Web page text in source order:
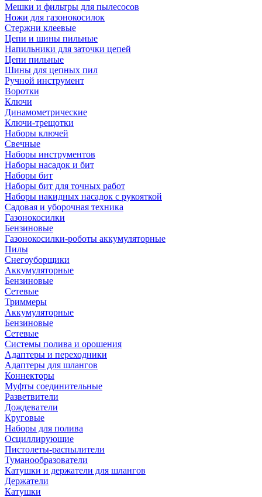
Мешки и фильтры для пылесосов
Ножи для газонокосилок
Стержни клеевые
Цепи и шины пильные
Напильники для заточки цепей
Цепи пильные
Шины для цепных пил
Ручной инструмент
Воротки
Ключи
Динамометрические
Ключи-трещотки
Наборы ключей
Свечные
Наборы инструментов
Наборы насадок и бит
Наборы бит
Наборы бит для точных работ
Наборы накидных насадок с рукояткой
Садовая и уборочная техника
Газонокосилки
Бензиновые
Газонокосилки-роботы аккумуляторные
Пилы
Снегоуборщики
Аккумуляторные
Бензиновые
Сетевые
Триммеры
Аккумуляторные
Бензиновые
Сетевые
Системы полива и орошения
Адаптеры и переходники
Адаптеры для шлангов
Коннекторы
Муфты соединительные
Разветвители
Дождеватели
Круговые
Наборы для полива
Осциллирующие
Пистолеты-распылители
Туманообразователи
Катушки и держатели для шлангов
Держатели
Катушки